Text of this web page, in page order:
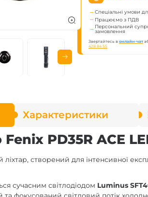
Спеціальні умови
Працюємо з ПДВ
Персональний
замовлення
Звертайтесь вонлайн-чат
428 84 55
Характеристики
PD35R ACE
створений для інтенсивної
сучасним світлодіодом Luminus